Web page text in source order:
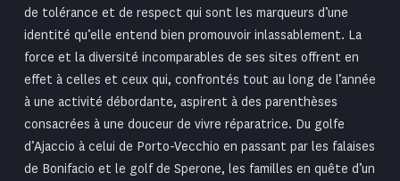
de tolérance et de respect qui sont les marqueurs d’une
identité qu’elle entend bien promouvoir inlassablement. La
force et la diversité incomparables de ses sites offrent en
effet à celles et ceux qui, confrontés tout au long de l’année
à une activité débordante, aspirent à des parenthèses
consacrées à une douceur de vivre réparatrice. Du golfe
d’Ajaccio à celui de Porto-Vecchio en passant par les falaises
de Bonifacio et le golf de ­Sperone, les familles en quête d’un